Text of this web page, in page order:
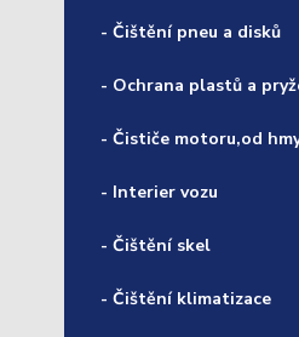
- Čištění pneu a disků
- Ochrana plastů a
- Čističe motoru,od
- Interier vozu
- Čištění skel
- Čištění klimatizace